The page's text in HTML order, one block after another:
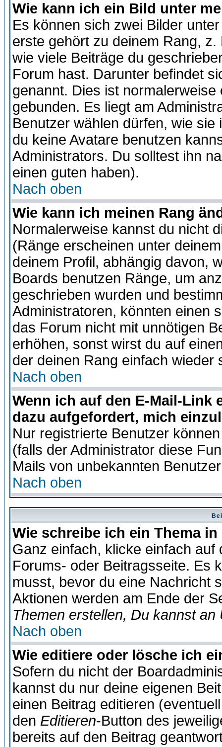
Wie kann ich ein Bild unter
Es können sich zwei Bilder
erste gehört zu deinem Rang,
wie viele Beiträge du
Forum hast. Darunter befindet
genannt. Dies ist
gebunden. Es liegt am
Benutzer wählen dürfen, wie
du keine Avatare benutzen
Administrators. Du solltest ihn
einen guten haben).
Nach oben
Wie kann ich meinen Rang
Normalerweise kannst du nicht
(Ränge erscheinen unter
deinem Profil, abhängig davon,
Boards benutzen Ränge, um
geschrieben wurden und
Administratoren, könnten einen
das Forum nicht mit unnötigen
erhöhen, sonst wirst du auf
der deinen Rang einfach wieder
Nach oben
Wenn ich auf den E-Mail-Link
dazu aufgefordert, mich
Nur registrierte Benutzer
(falls der Administrator diese
Mails von unbekannten
Nach oben
Wie schreibe ich ein Thema
Ganz einfach, klicke einfach
Forums- oder Beitragsseite. Es
musst, bevor du eine Nachricht
Aktionen werden am Ende der
Themen erstellen, Du kannst
Nach oben
Wie editiere oder lösche ich
Sofern du nicht der
kannst du nur deine eigenen
einen Beitrag editieren
den Editieren-Button des
bereits auf den Beitrag